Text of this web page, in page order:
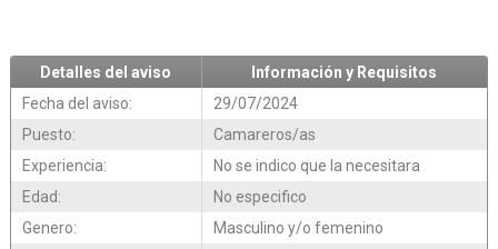
Detalles del aviso
Información y Requisitos
Fecha del aviso:
29/07/2024
Puesto:
Camareros/as
Experiencia:
No se indico que la necesitara
Edad:
No especifico
Genero:
Masculino y/o femenino